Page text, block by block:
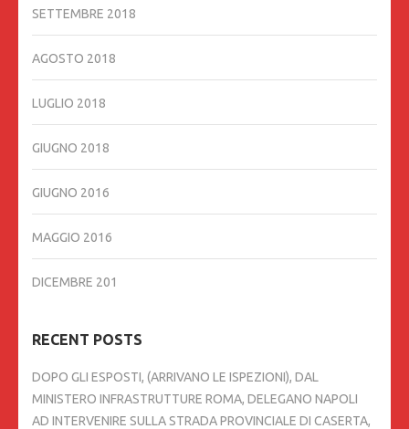
SETTEMBRE 2018
AGOSTO 2018
LUGLIO 2018
GIUGNO 2018
GIUGNO 2016
MAGGIO 2016
DICEMBRE 201
RECENT POSTS
DOPO GLI ESPOSTI, (ARRIVANO LE ISPEZIONI), DAL
MINISTERO INFRASTRUTTURE ROMA, DELEGANO NAPOLI
AD INTERVENIRE SULLA STRADA PROVINCIALE DI CASERTA,